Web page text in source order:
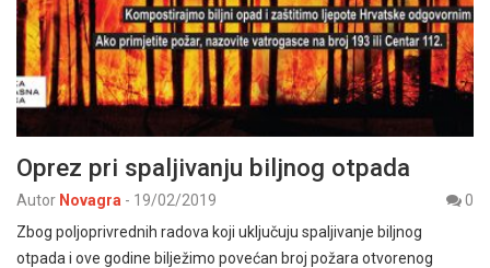
Oprez pri spaljivanju biljnog otpada
Autor Novagra - 19/02/2019
0
Zbog poljoprivrednih radova koji uključuju spaljivanje biljnog
otpada i ove godine bilježimo povećan broj požara otvorenog